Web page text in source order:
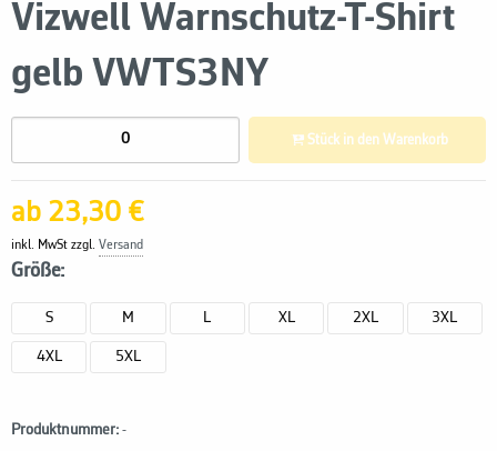
Vizwell Warnschutz-T-Shirt
gelb VWTS3NY
ab 23,30 €
inkl. MwSt zzgl. Versand
Größe:
S M L XL 2XL 3XL
4XL 5XL
Stück in den Warenkorb
Produktnummer: -